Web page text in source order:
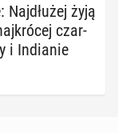
Naj­dłu­żej żyją
czar­
i In­dia­nie